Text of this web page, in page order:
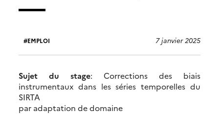
EMPLOI 7 janvier 2025
Sujet du stage: Corrections des biais
instrumentaux dans les séries temporelles du
SIRTA
par adaptation de domaine